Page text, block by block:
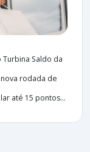
Saldo da
rodada de
até 15 pontos...